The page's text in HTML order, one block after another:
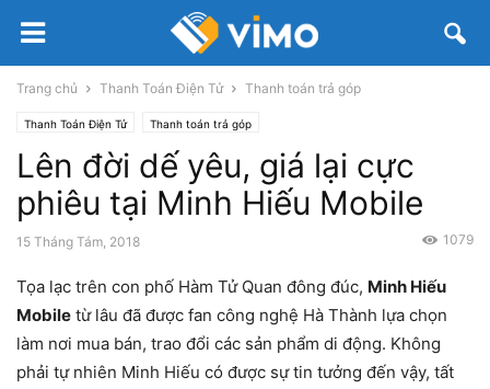
Trang chủ Thanh Toán Điện Tử Thanh toán trả góp
Thanh Toán Điện Tử Thanh toán trả góp
Lên đời dế yêu, giá lại cực
phiêu tại Minh Hiếu Mobile
15 Tháng Tám, 2018 1079
Tọa lạc trên con phố Hàm Tử Quan đông đúc, Minh Hiếu
Mobile từ lâu đã được fan công nghệ Hà Thành lựa chọn
làm nơi mua bán, trao đổi các sản phẩm di động. Không
phải tự nhiên Minh Hiếu có được sự tin tưởng đến vậy, tất